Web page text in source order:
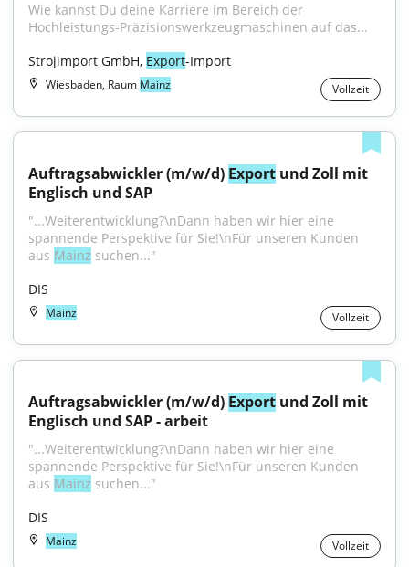
Wie kannst Du deine Karriere im Bereich der
Hochleistungs-Präzisionswerkzeugmaschinen auf das...
Strojimport GmbH, Export-Import
Wiesbaden, Raum Mainz Vollzeit
Auftragsabwickler (m/w/d) Export und Zoll mit
Englisch und SAP
"...Weiterentwicklung?\nDann haben wir hier eine
spannende Perspektive für Sie!\nFür unseren Kunden
aus Mainz suchen..."
DIS
Mainz Vollzeit
Auftragsabwickler (m/w/d) Export und Zoll mit
Englisch und SAP - arbeit
"...Weiterentwicklung?\nDann haben wir hier eine
spannende Perspektive für Sie!\nFür unseren Kunden
aus Mainz suchen..."
DIS
Mainz Vollzeit